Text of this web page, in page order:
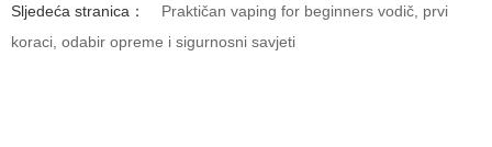
Sljedeća stranica：
Praktičan vaping for beginners vodič, prvi
koraci, odabir opreme i sigurnosni savjeti